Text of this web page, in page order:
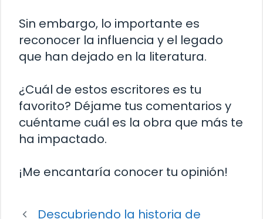
Sin embargo, lo importante es
reconocer la influencia y el legado
que han dejado en la literatura.
¿Cuál de estos escritores es tu
favorito? Déjame tus comentarios y
cuéntame cuál es la obra que más te
ha impactado.
¡Me encantaría conocer tu opinión!
Descubriendo la historia de